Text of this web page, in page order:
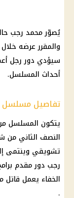
يُصوّر محمد رجب
سيؤدي دور رجل
أحداث المسلسل.
تفاصيل
النصف الثاني من
تشويقي وينتمى
رجب دور مقدم
الخفاء يعمل
.